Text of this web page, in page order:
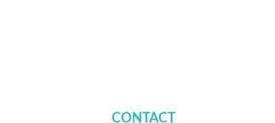
CONTACT